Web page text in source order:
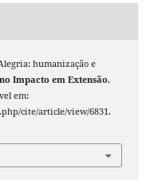
humanização e
Impacto em Extensão,
em:
cite/article/view/6831.